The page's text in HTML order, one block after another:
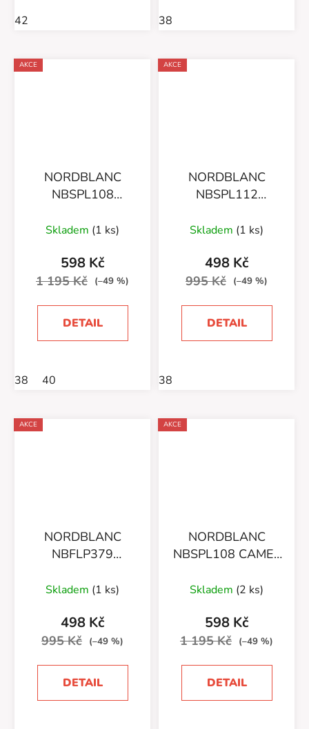
42 38
AKCE
NORDBLANC
NBSPL108
(7179/06)
Skladem (1 ks)
598 Kč
1 195 Kč (–49 %)
DETAIL
38 40
AKCE
NORDBLANC
NBSPL112
Skladem (1 ks)
498 Kč
995 Kč (–49 %)
DETAIL
38
AKCE
NORDBLANC
NBFLP379
Skladem (1 ks)
498 Kč
995 Kč (–49 %)
DETAIL
AKCE
NORDBLANC
NBSPL108 CAMEL
Skladem (2 ks)
598 Kč
1 195 Kč (–49 %)
DETAIL